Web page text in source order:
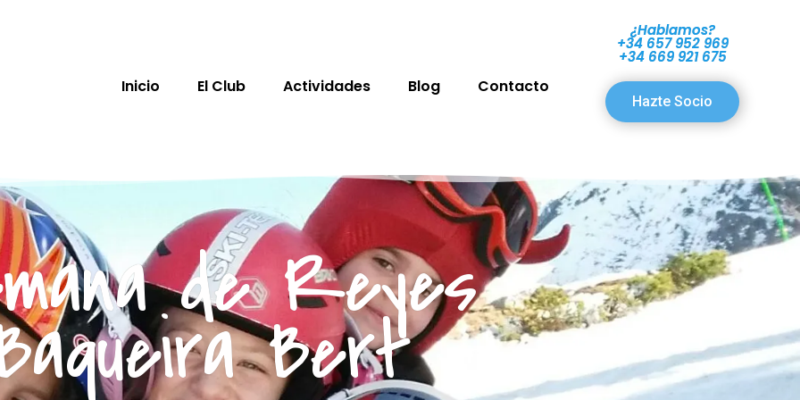
Inicio El Club Actividades Blog Contacto
¿Hablamos?
+34 657 952 969
+34 669 921 675
Hazte Socio
de Reyes
Bert